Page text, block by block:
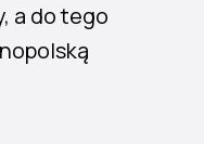
a do tego